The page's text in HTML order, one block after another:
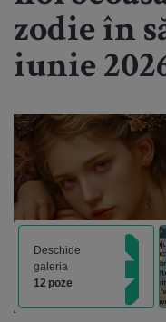
zodie în
iunie
Deschide
galeria
12 poze